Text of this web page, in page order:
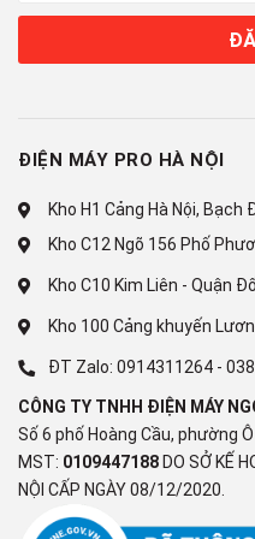
Công nghệ tiết kiệm điện:
Công nghệ bảo quản và
Công nghệ làm lạnh:
Làm lạnh đa chiều
Ngăn rau củ giữ ẩm
Công nghệ kháng khuẩn,
Bộ lọc khử mùi
ĐIỆN MÁY PRO HÀ NỘI
Kho H1 Cảng Hà Nội, Bạch
Kho C12 Ngõ 156 Phố
Kho C10 Kim Liên - Quận
Kho 100 Cảng khuyến
ĐT Zalo: 0914311264 -
CÔNG TY TNHH ĐIỆN MÁY
Số 6 phố Hoàng Cầu, phường
MST: 0109447188 DO SỞ KẾ
NỘI CẤP NGÀY 08/12/2020.